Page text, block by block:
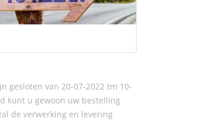
gesloten van 20-07-2022 tm 10-
kunt u gewoon uw bestelling
de verwerking en levering